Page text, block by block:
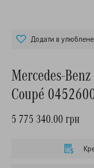
Додати в улюблене
Mercedes-
Coupé
5 775 340.00 грн